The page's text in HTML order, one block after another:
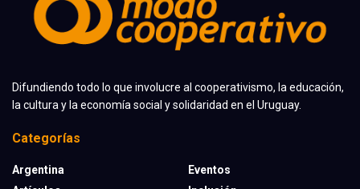
Difundiendo todo lo que involucre al cooperativismo, la educación,
la cultura y la economía social y solidaridad en el Uruguay.
Categorías
Argentina
Eventos